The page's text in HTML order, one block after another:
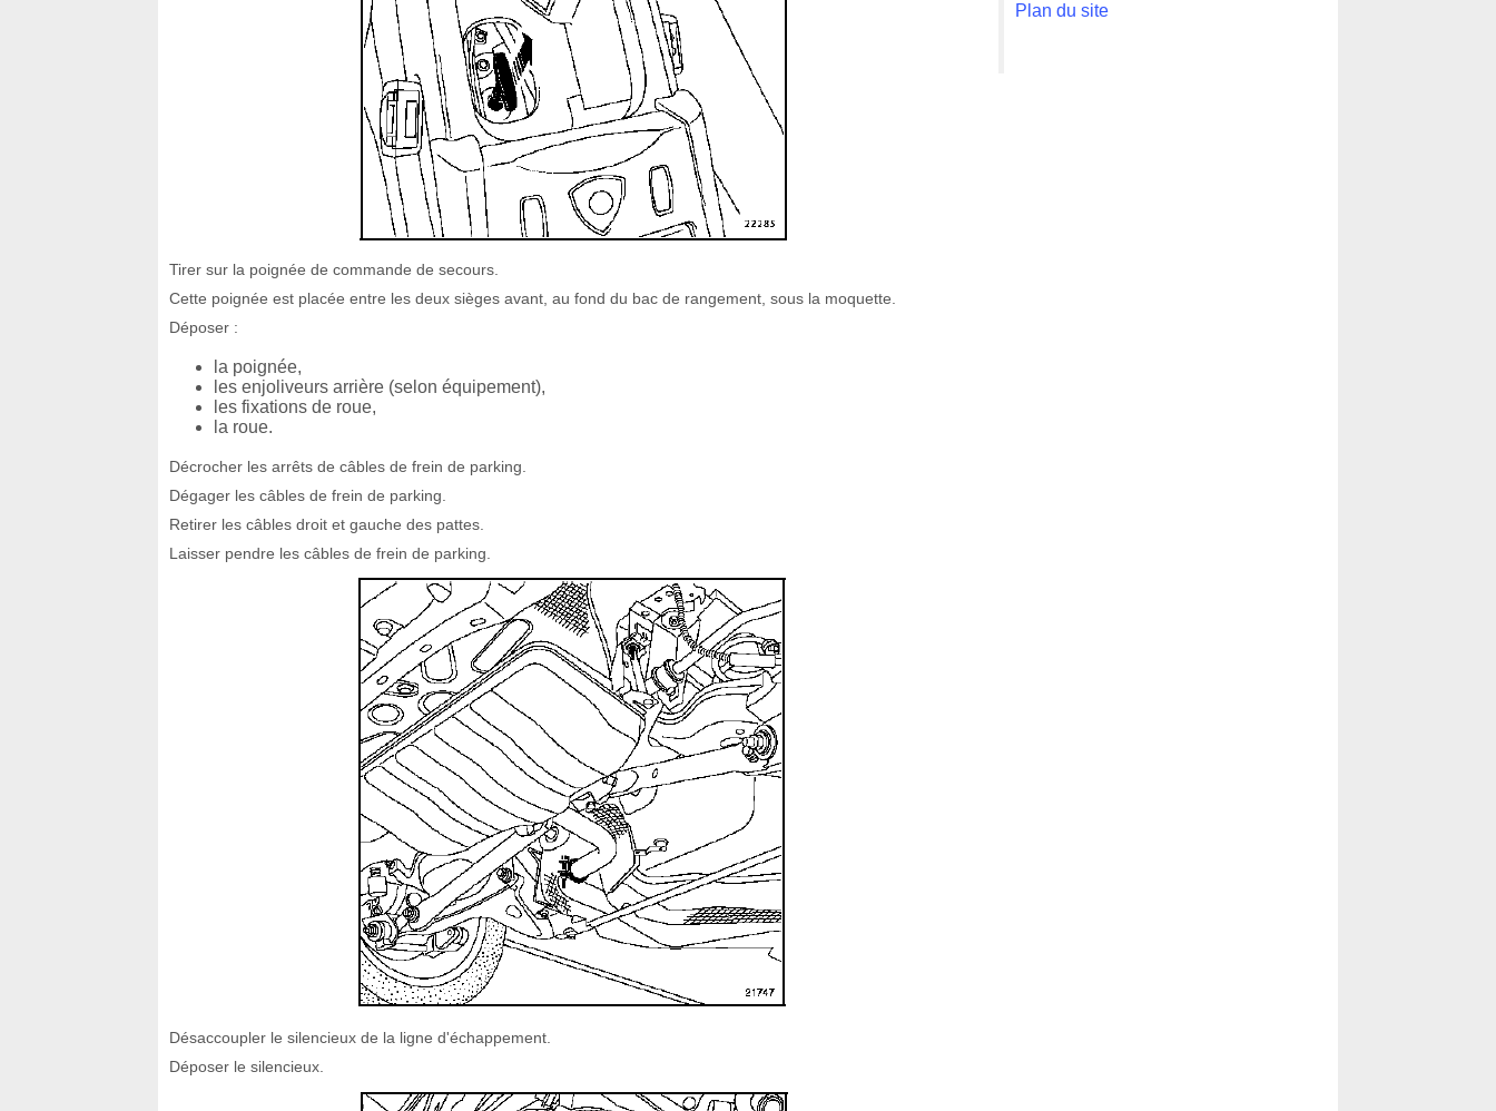
Tirer sur la poignée de commande de secours.
Cette poignée est placée entre les deux sièges avant, au fond du bac de rangement, sous la moquette.
Déposer :
la poignée,
les enjoliveurs arrière (selon équipement),
les fixations de roue,
la roue.
Décrocher les arrêts de câbles de frein de parking.
Dégager les câbles de frein de parking.
Retirer les câbles droit et gauche des pattes.
Laisser pendre les câbles de frein de parking.
Désaccoupler le silencieux de la ligne d'échappement.
Déposer le silencieux.
Plan du site